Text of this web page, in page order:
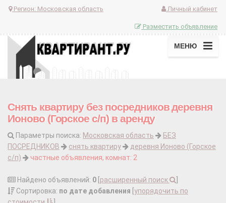
Регион: Московская область Личный кабинет
Разместить объявление
МЕНЮ
Снять квартиру без посредников деревня
Ионово (Горское с/п) в аренду
Параметры поиска: Московская область
БЕЗ
ПОСРЕДНИКОВ
снять квартиру
деревня Ионово (Горское
с/п)
частные объявления, комнат: 2
Найдено объявлений: 0 расширенный поиск
Сортировка: по дате добавления упорядочить по